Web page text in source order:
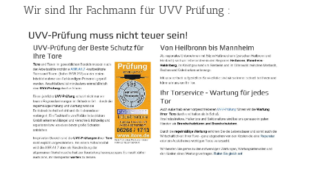
Wir sind Ihr Fachmann für UVV Prüfung :